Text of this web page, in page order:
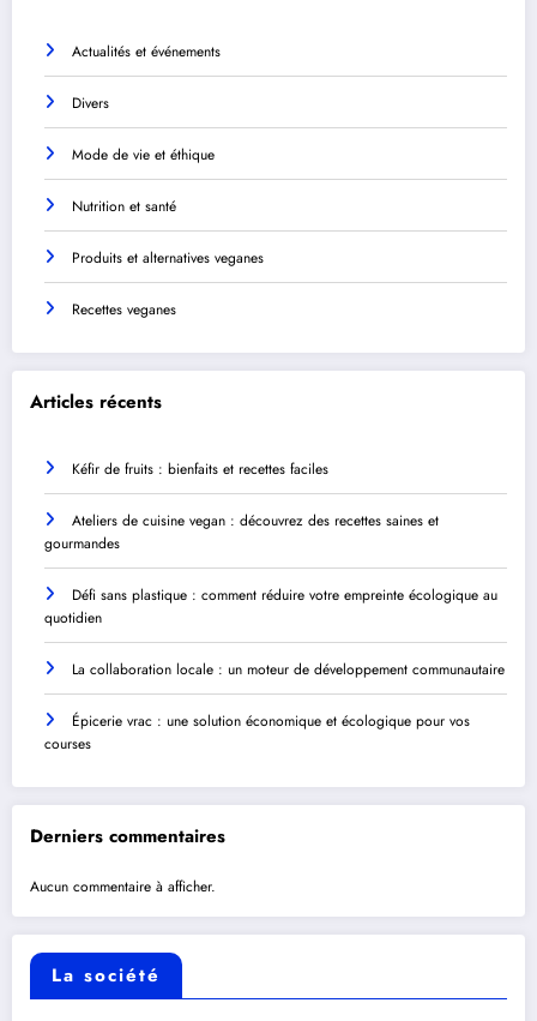
Actualités et événements
Divers
Mode de vie et éthique
Nutrition et santé
Produits et alternatives veganes
Recettes veganes
Articles récents
Kéfir de fruits : bienfaits et recettes faciles
Ateliers de cuisine vegan : découvrez des recettes saines et
gourmandes
Défi sans plastique : comment réduire votre empreinte écologique au
quotidien
La collaboration locale : un moteur de développement communautaire
Épicerie vrac : une solution économique et écologique pour vos
courses
Derniers commentaires
Aucun commentaire à afficher.
La société